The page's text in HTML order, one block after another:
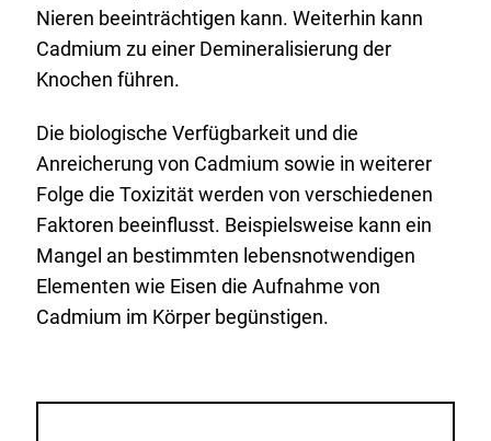
Nieren beeinträchtigen kann. Weiterhin kann
Cadmium zu einer Demineralisierung der
Knochen führen.
Die biologische Verfügbarkeit und die
Anreicherung von Cadmium sowie in weiterer
Folge die Toxizität werden von verschiedenen
Faktoren beeinflusst. Beispielsweise kann ein
Mangel an bestimmten lebensnotwendigen
Elementen wie Eisen die Aufnahme von
Cadmium im Körper begünstigen.